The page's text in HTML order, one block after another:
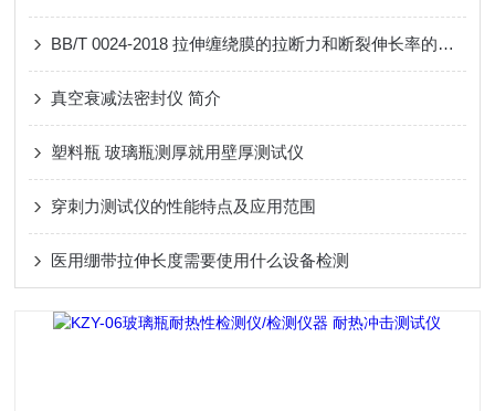
BB/T 0024-2018 拉伸缠绕膜的拉断力和断裂伸长率的测试方法
真空衰减法密封仪 简介
塑料瓶 玻璃瓶测厚就用壁厚测试仪
穿刺力测试仪的性能特点及应用范围
医用绷带拉伸长度需要使用什么设备检测